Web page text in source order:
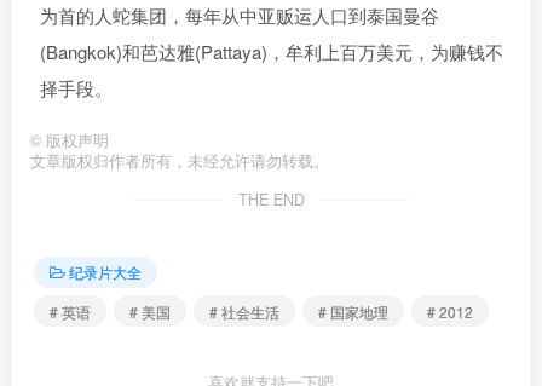
为首的人蛇集团，每年从中亚贩运人口到泰国曼谷
(Bangkok)和芭达雅(Pattaya)，牟利上百万美元，为赚钱不
择手段。
© 版权声明
文章版权归作者所有，未经允许请勿转载。
THE END
纪录片大全
# 英语
# 美国 # 社会生活 # 国家地理 # 2012